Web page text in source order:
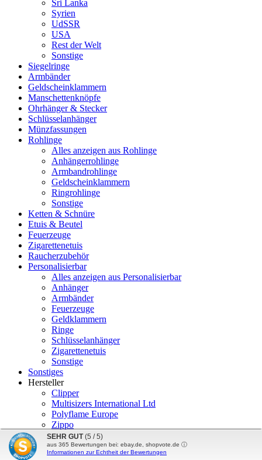
Sri Lanka
Syrien
UdSSR
USA
Rest der Welt
Sonstige
Siegelringe
Armbänder
Geldscheinklammern
Manschettenknöpfe
Ohrhänger & Stecker
Schlüsselanhänger
Münzfassungen
Rohlinge
Alles anzeigen aus Rohlinge
Anhängerrohlinge
Armbandrohlinge
Geldscheinklammern
Ringrohlinge
Sonstige
Ketten & Schnüre
Etuis & Beutel
Feuerzeuge
Zigarettenetuis
Raucherzubehör
Personalisierbar
Alles anzeigen aus Personalisierbar
Anhänger
Armbänder
Feuerzeuge
Geldklammern
Ringe
Schlüsselanhänger
Zigarettenetuis
Sonstige
Sonstiges
Hersteller
Clipper
Multisizers International Ltd
Polyflame Europe
Zippo
DeltaDesign24
modified eCommerce Shopsoftware © 2009-2026
SEHR GUT (5 / 5)
aus 365 Bewertungen bei: ebay.de, shopvote.de ⓘ
Informationen zur Echtheit der Bewertungen